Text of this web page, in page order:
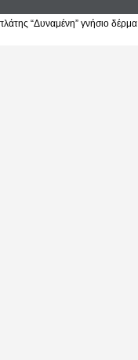
“Δυναμένη” γνήσιο δέρμα